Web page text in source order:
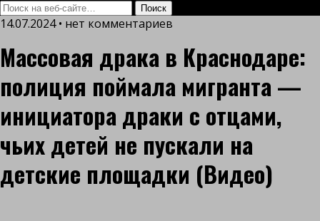
14.07.2024 • нет комментариев
Массовая драка в Краснодаре:
полиция поймала мигранта —
инициатора драки с отцами,
чьих детей не пускали на
детские площадки (Видео)